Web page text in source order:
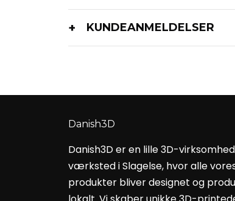
KUNDEANMELDELSER
Danish3D
Danish3D er en lille 3D-
værksted i Slagelse, hvor alle
produkter bliver designet og